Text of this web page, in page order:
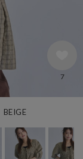
7